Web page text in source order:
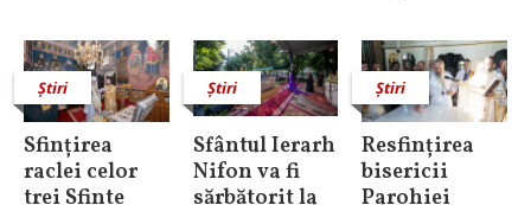
Știri
Sfințirea
raclei celor
trei Sfinte
Știri
Sfântul Ierarh
Nifon va fi
sărbătorit la
Știri
Resfințirea
bisericii
Parohiei